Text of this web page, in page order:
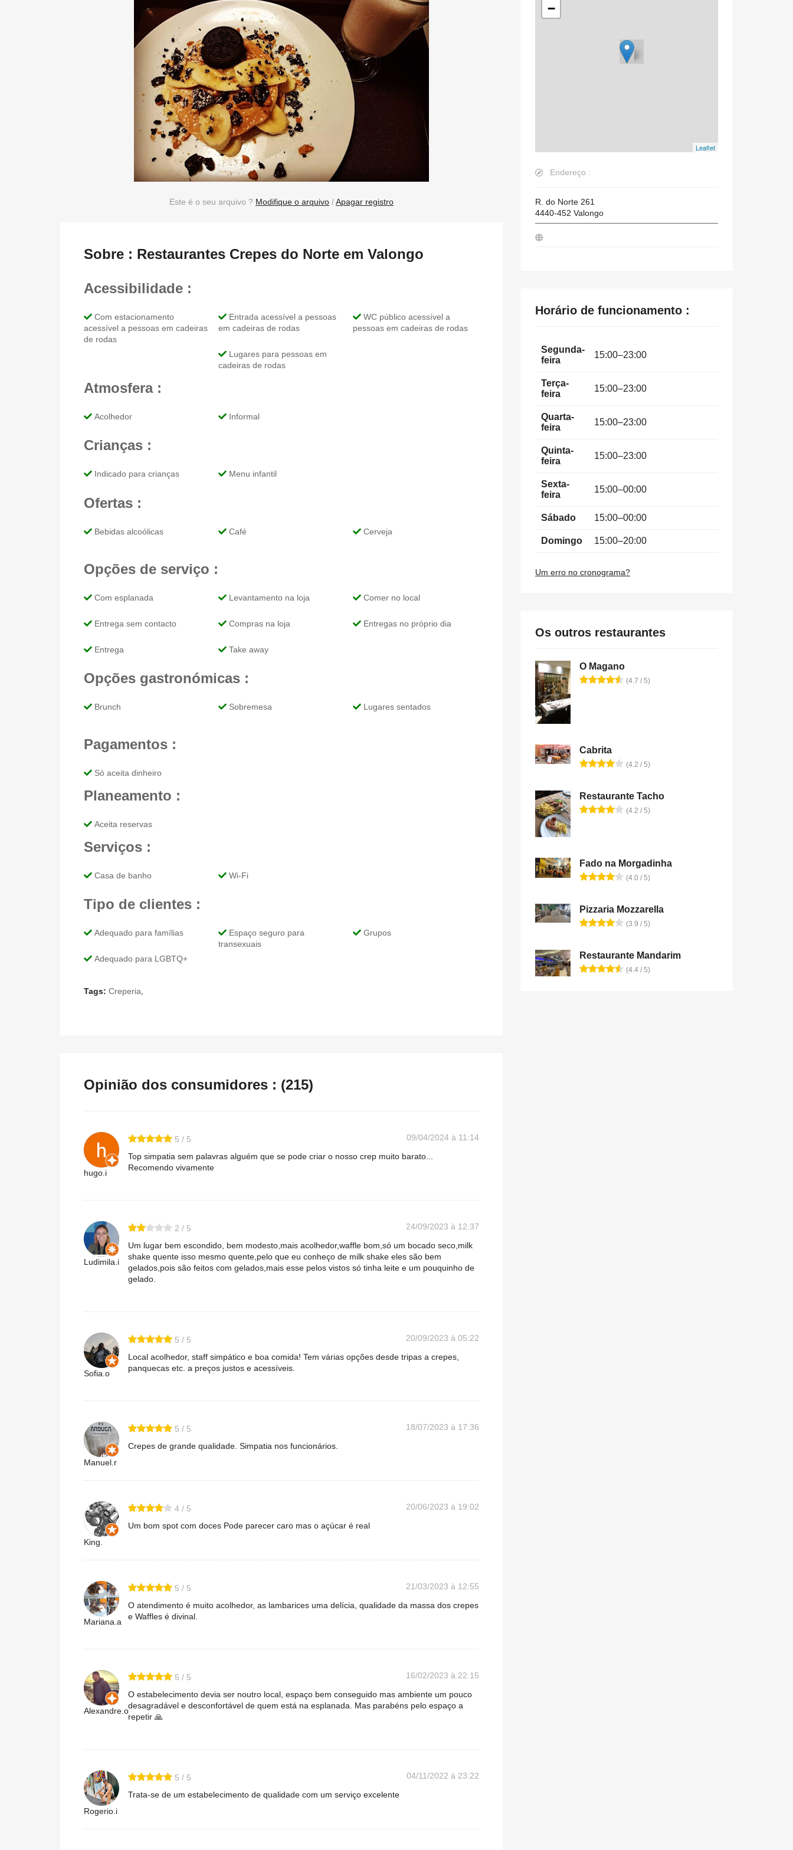
Este é o seu arquivo ? Modifique o arquivo /Apagar registro
Sobre : Restaurantes Crepes do Norte em Valongo
Acessibilidade :
Com estacionamento
acessível a pessoas em cadeiras
de rodas
Entrada acessível a pessoas
em cadeiras de rodas
Lugares para pessoas em
cadeiras de rodas
WC público acessível a
pessoas em cadeiras de rodas
Atmosfera :
Acolhedor Informal
Crianças :
Indicado para crianças Menu infantil
Ofertas :
Bebidas alcoólicas Café Cerveja
Opções de serviço :
Com esplanada
Entrega sem contacto
Entrega
Levantamento na loja
Compras na loja
Take away
Comer no local
Entregas no próprio dia
Opções gastronómicas :
Brunch Sobremesa Lugares sentados
Pagamentos :
Só aceita dinheiro
Planeamento :
Aceita reservas
Serviços :
Casa de banho Wi-Fi
Tipo de clientes :
Adequado para famílias
Adequado para LGBTQ+
Espaço seguro para
transexuais
Grupos
Tags: Creperia,
Opinião dos consumidores : (215)
hugo.i
5 / 5
09/04/2024 à 11:14
Top simpatia sem palavras alguém que se pode criar o nosso crep muito barato...
Recomendo vivamente
Ludimila.i
2 / 5
24/09/2023 à 12:37
Um lugar bem escondido, bem modesto,mais acolhedor,waffle bom,só um bocado seco,milk
shake quente isso mesmo quente,pelo que eu conheço de milk shake eles são bem
gelados,pois são feitos com gelados,mais esse pelos vistos só tinha leite e um pouquinho de
gelado.
Sofia.o
5 / 5
20/09/2023 à 05:22
Local acolhedor, staff simpático e boa comida! Tem várias opções desde tripas a crepes,
panquecas etc. a preços justos e acessíveis.
Manuel.r
5 / 5
18/07/2023 à 17:36
Crepes de grande qualidade. Simpatia nos funcionários.
King.
4 / 5
20/06/2023 à 19:02
Um bom spot com doces Pode parecer caro mas o açúcar é real
Mariana.a
5 / 5
21/03/2023 à 12:55
O atendimento é muito acolhedor, as lambarices uma delícia, qualidade da massa dos crepes
e Waffles é divinal.
Alexandre.o
5 / 5
16/02/2023 à 22:15
O estabelecimento devia ser noutro local, espaço bem conseguido mas ambiente um pouco
desagradável e desconfortável de quem está na esplanada. Mas parabéns pelo espaço a
repetir 🙏
Rogerio.i
5 / 5
04/11/2022 à 23:22
Trata-se de um estabelecimento de qualidade com um serviço excelente
−
Leaflet
Endereço :
R. do Norte 261
4440-452 Valongo
Horário de funcionamento :
Segunda-
feira
15:00–23:00
Terça-
feira
15:00–23:00
Quarta-
feira
15:00–23:00
Quinta-
feira
15:00–23:00
Sexta-
feira
15:00–00:00
Sábado 15:00–00:00
Domingo 15:00–20:00
Um erro no cronograma?
Os outros restaurantes
O Magano
(4.7 / 5)
Cabrita
(4.2 / 5)
Restaurante Tacho
(4.2 / 5)
Fado na Morgadinha
(4.0 / 5)
Pizzaria Mozzarella
(3.9 / 5)
Restaurante Mandarim
(4.4 / 5)